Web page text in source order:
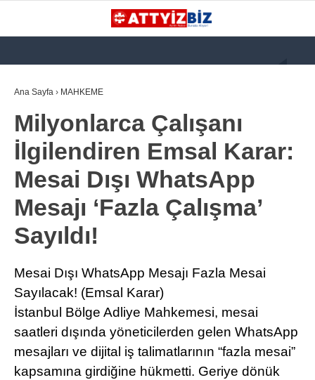
WhatsApp İhbar
KATEGORİLER
GÜNDEM
112 ACİL
KPSS
ATT
İLANLAR
TERCİH ROBOTU
Ana Sayfa › MAHKEME
Milyonlarca Çalışanı
İlgilendiren Emsal Karar:
Mesai Dışı WhatsApp
Mesajı ‘Fazla Çalışma’
Sayıldı!
Mesai Dışı WhatsApp Mesajı Fazla Mesai
Sayılacak! (Emsal Karar)
İstanbul Bölge Adliye Mahkemesi, mesai
saatleri dışında yöneticilerden gelen WhatsApp
mesajları ve dijital iş talimatlarının “fazla mesai”
kapsamına girdiğine hükmetti. Geriye dönük